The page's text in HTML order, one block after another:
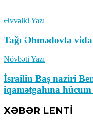
Əvvəlki Yazı
Tağı Əhmədovla
Növbəti Yazı
İsrailin Baş naziri
iqamətgahına hücum
XƏBƏR LENTİ